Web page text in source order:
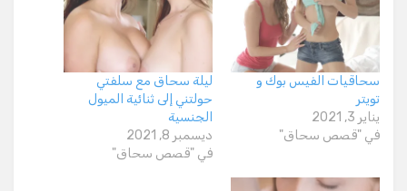
سحاقيات الفيس بوك و
تويتر
يناير 3, 2021
في "قصص سحاق"
ليلة سحاق مع سلفتي
حولتني إلى ثنائية الميول
الجنسية
ديسمبر 8, 2021
في "قصص سحاق"